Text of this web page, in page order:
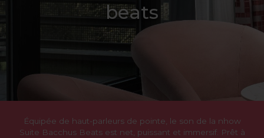
beats
Équipée de haut-parleurs de pointe, le son de la nhow
Suite Bacchus Beats est net, puissant et immersif. Prêt à